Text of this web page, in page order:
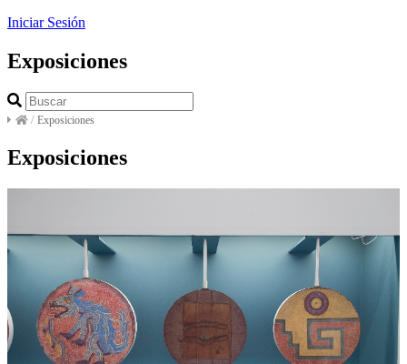
Iniciar Sesión
Exposiciones
/ Exposiciones
Exposiciones